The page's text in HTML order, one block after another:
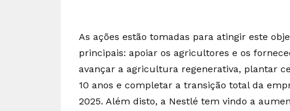
As ações estão tomadas para atingir este
principais: apoiar os agricultores e os
avançar a agricultura regenerativa, plantar
10 anos e completar a transição total da
2025. Além disto, a Nestlé tem vindo a